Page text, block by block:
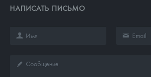
НАПИСАТЬ ПИСЬМО